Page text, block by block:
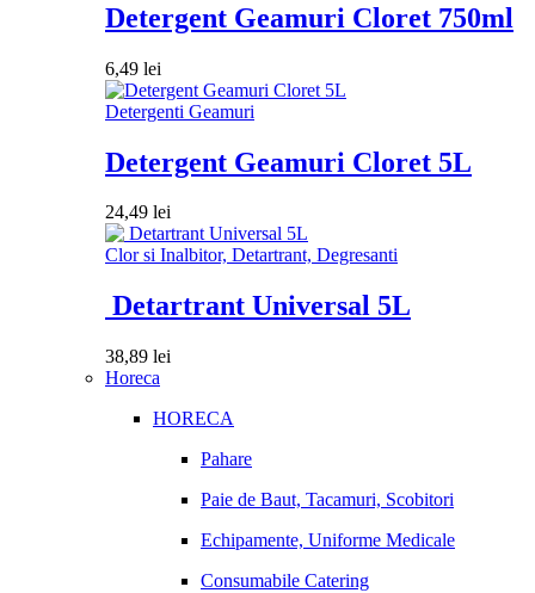
Detergent Geamuri Cloret 750ml
6,49 lei
Detergenti Geamuri
Detergent Geamuri Cloret 5L
24,49 lei
Clor si Inalbitor, Detartrant, Degresanti
Detartrant Universal 5L
38,89 lei
Horeca
HORECA
Pahare
Paie de Baut, Tacamuri, Scobitori
Echipamente, Uniforme Medicale
Consumabile Catering